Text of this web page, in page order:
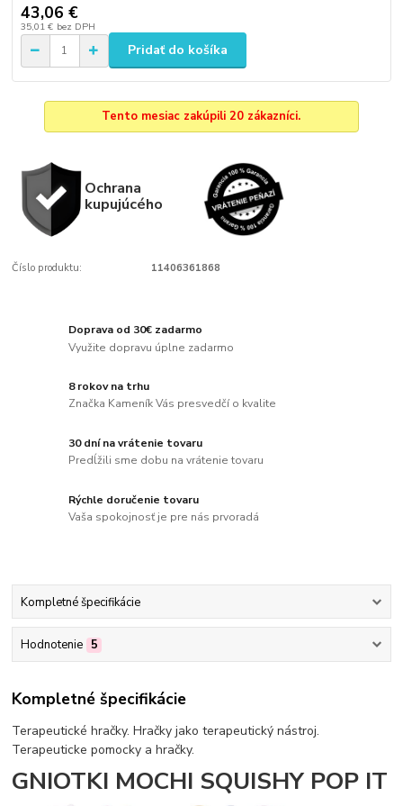
43,06 €
35,01 € bez DPH
Pridať do košíka
Tento mesiac zakúpili 20 zákazníci.
Ochrana
kupujúcého
Číslo produktu: 11406361868
Doprava od 30€ zadarmo
Využite dopravu úplne zadarmo
8 rokov na trhu
Značka Kameník Vás presvedčí o kvalite
30 dní na vrátenie tovaru
Predĺžili sme dobu na vrátenie tovaru
Rýchle doručenie tovaru
Vaša spokojnosť je pre nás prvoradá
Kompletné špecifikácie
Hodnotenie 5
Kompletné špecifikácie
Terapeutické hračky. Hračky jako terapeutický nástroj.
Terapeuticke pomocky a hračky.
GNIOTKI MOCHI SQUISHY POP IT